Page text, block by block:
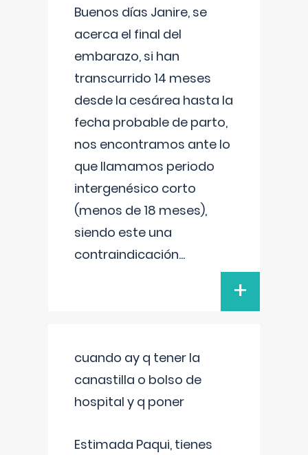
Buenos días Janire, se
acerca el final del
embarazo, si han
transcurrido 14 meses
desde la cesárea hasta la
fecha probable de parto,
nos encontramos ante lo
que llamamos periodo
intergenésico corto
(menos de 18 meses),
siendo este una
contraindicación...
+
cuando ay q tener la
canastilla o bolso de
hospital y q poner
Estimada Paqui, tienes